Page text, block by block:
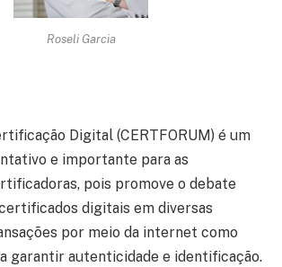
Roseli Garcia
Digital (CERTFORUM) é um
e importante para as
pois promove o debate
digitais em diversas
por meio da internet como
garantir autenticidade e identificação.